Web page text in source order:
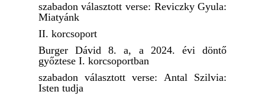
szabadon választott verse: Reviczky Gyula:
Miatyánk
II. korcsoport
Burger Dávid 8. a, a 2024. évi döntő
győztese I. korcsoportban
szabadon választott verse: Antal Szilvia:
Isten tudja